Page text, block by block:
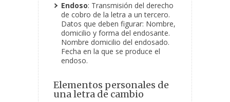
Endoso: Transmisión del derecho
de cobro de la letra a un tercero.
Datos que deben figurar: Nombre,
domicilio y forma del endosante.
Nombre domicilio del endosado.
Fecha en la que se produce el
endoso.
Elementos personales de
una letra de cambio